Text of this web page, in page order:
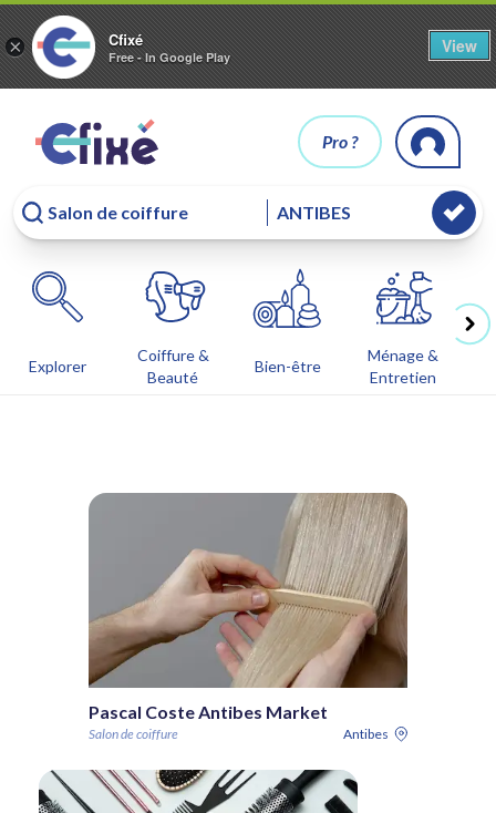
× Cfixé
Free - In Google Play
View
Pro ?
Explorer
Coiffure &
Beauté
Bien-être
Ménage &
Entretien
Pascal Coste Antibes Market
Salon de coiffure Antibes